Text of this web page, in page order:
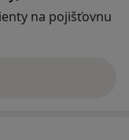
na pojišťovnu